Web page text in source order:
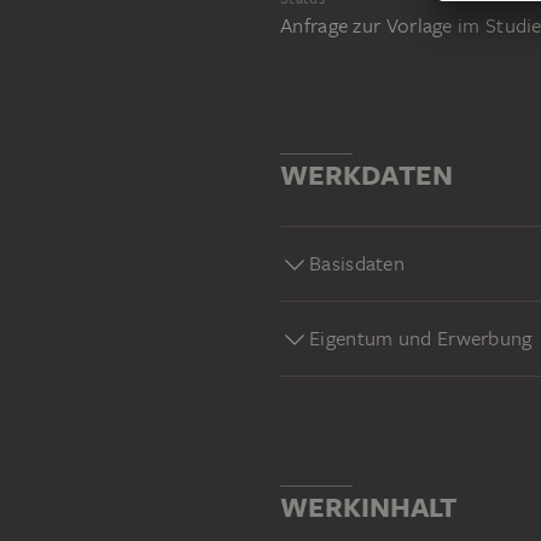
Anfrage zur Vorlage im
WERKDATEN
Basisdaten
Eigentum und Erwerbung
WERKINHALT